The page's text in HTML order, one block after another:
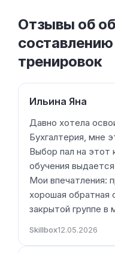
Отзывы об
тренировок
Ильина Яна
Давно хотела
Бухгалтерия, мне
Выбор пал на этот
обучения
Мои впечатления:
хорошая обратная
закрытой группе
Skillbox12.05.2026